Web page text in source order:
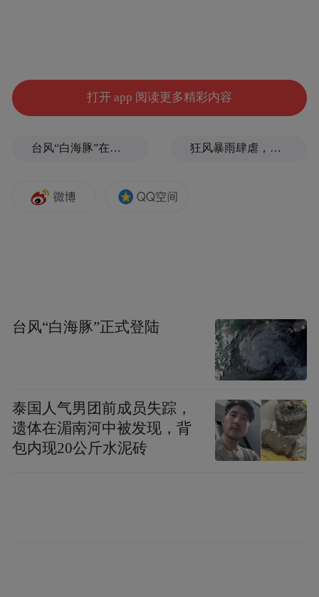
在“智守体验馆”，全面展示中国人寿在数智
解产品特色与优势。
在“国寿客户中心”，“集卡·拾光之旅”向用户
发出探宝邀请。穿梭智守体验馆、时光列车
站，收集六张“20周年时光卡”，即可兑换盲
盒奖品，增添探索乐趣。
打开 app 阅读更多精彩内容
台风“白海豚”在浙江玉环登陆，大片树木被吹倒 狂风暴雨肆虐，台州一家电厂遭受猛烈冲击
台风“白海豚”正式登陆
泰国人气男团前成员失踪，
遗体在湄南河中被发现，背
包内现20公斤水泥砖